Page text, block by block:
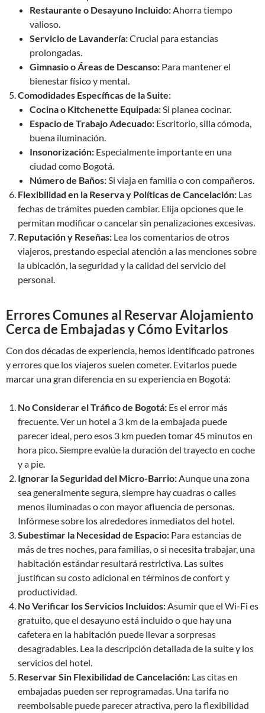
Restaurante o Desayuno Incluido:Ahorra tiempo
valioso.
Servicio de Lavandería:Crucial para estancias
prolongadas.
Gimnasio o Áreas de Descanso: Para mantener el
bienestar físico y mental.
Comodidades Específicas de la Suite:
Cocina o Kitchenette Equipada:Si planea cocinar.
Espacio de Trabajo Adecuado: Escritorio, silla cómoda,
buena iluminación.
Insonorización: Especialmente importante en una
ciudad como Bogotá.
Número de Baños:Si viaja en familia o con compañeros.
Flexibilidad en la Reserva y Políticas de Cancelación: Las
fechas de trámites pueden cambiar. Elija opciones que le
permitan modificar o cancelar sin penalizaciones excesivas.
Reputación y Reseñas: Lea los comentarios de otros
viajeros, prestando especial atención a las menciones sobre
la ubicación, la seguridad y la calidad del servicio del
personal.
Errores Comunes al Reservar Alojamiento
Cerca de Embajadas y Cómo Evitarlos
Con dos décadas de experiencia, hemos identificado patrones
y errores que los viajeros suelen cometer. Evitarlos puede
marcar una gran diferencia en su experiencia en Bogotá:
No Considerar el Tráfico de Bogotá: Es el error más
frecuente. Ver un hotel a 3 km de la embajada puede
parecer ideal, pero esos 3 km pueden tomar 45 minutos en
hora pico. Siempre evalúe la duración del trayecto en coche
y a pie.
Ignorar la Seguridad del Micro-Barrio:Aunque una zona
sea generalmente segura, siempre hay cuadras o calles
menos iluminadas o con mayor afluencia de personas.
Infórmese sobre los alrededores inmediatos del hotel.
Subestimar la Necesidad de Espacio: Para estancias de
más de tres noches, para familias, o si necesita trabajar, una
habitación estándar resultará restrictiva. Las suites
justifican su costo adicional en términos de confort y
productividad.
No Verificar los Servicios Incluidos:Asumir que el Wi-Fi es
gratuito, que el desayuno está incluido o que hay una
cafetera en la habitación puede llevar a sorpresas
desagradables. Lea la descripción detallada de la suite y los
servicios del hotel.
Reservar Sin Flexibilidad de Cancelación: Las citas en
embajadas pueden ser reprogramadas. Una tarifa no
reembolsable puede parecer atractiva, pero la flexibilidad